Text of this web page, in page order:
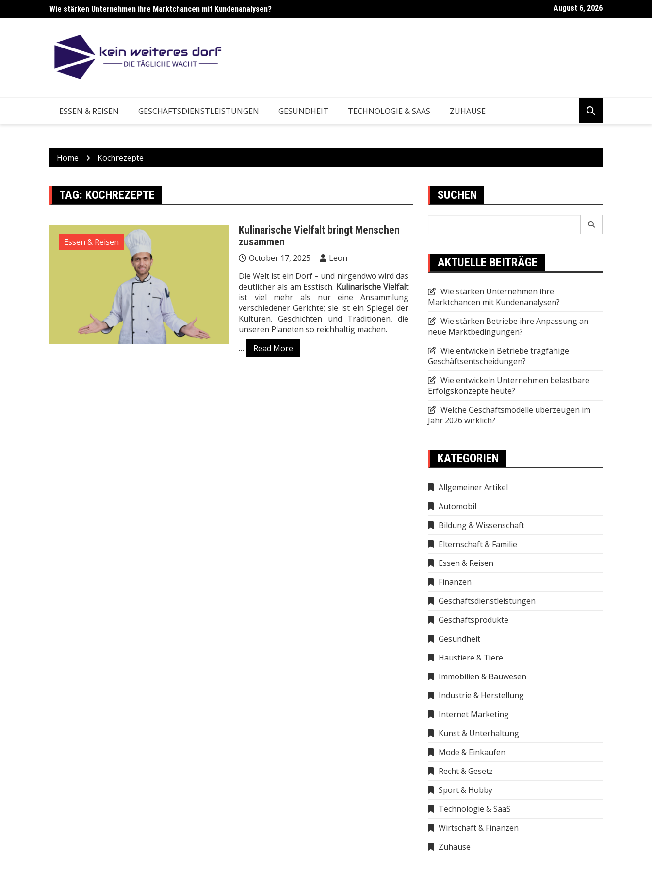
to
Wie stärken Unternehmen ihre Marktchancen mit Kundenanalysen?
Wie stärken Betriebe ihre Anpassung an neue Marktbedingungen? Wie entwickeln Betriebe tragfähige Geschäftsentscheidungen?
August 6, 2026
ESSEN & REISEN GESCHÄFTSDIENSTLEISTUNGEN GESUNDHEIT TECHNOLOGIE & SAAS ZUHAUSE
Home Kochrezepte
TAG: KOCHREZEPTE
Essen & Reisen
Kulinarische Vielfalt bringt Menschen
zusammen
October 17, 2025
Leon
Die Welt ist ein Dorf – und nirgendwo wird das
deutlicher als am Esstisch. Kulinarische Vielfalt
ist viel mehr als nur eine Ansammlung
verschiedener Gerichte; sie ist ein Spiegel der
Kulturen, Geschichten und Traditionen, die
unseren Planeten so reichhaltig machen.
…
Read More
SUCHEN
AKTUELLE BEITRÄGE
Wie stärken Unternehmen ihre
Marktchancen mit Kundenanalysen?
Wie stärken Betriebe ihre Anpassung an
neue Marktbedingungen?
Wie entwickeln Betriebe tragfähige
Geschäftsentscheidungen?
Wie entwickeln Unternehmen belastbare
Erfolgskonzepte heute?
Welche Geschäftsmodelle überzeugen im
Jahr 2026 wirklich?
KATEGORIEN
Allgemeiner Artikel
Automobil
Bildung & Wissenschaft
Elternschaft & Familie
Essen & Reisen
Finanzen
Geschäftsdienstleistungen
Geschäftsprodukte
Gesundheit
Haustiere & Tiere
Immobilien & Bauwesen
Industrie & Herstellung
Internet Marketing
Kunst & Unterhaltung
Mode & Einkaufen
Recht & Gesetz
Sport & Hobby
Technologie & SaaS
Wirtschaft & Finanzen
Zuhause